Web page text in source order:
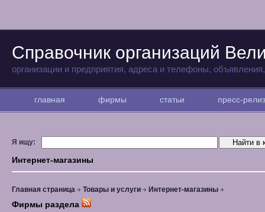
Справочник организаций
организации и предприятия, адреса и телефоны,
главная фирмы статьи пресс-
Я ищу:
Интернет-магазины
Главная страница Товары и услуги Интернет-магазины
Фирмы раздела